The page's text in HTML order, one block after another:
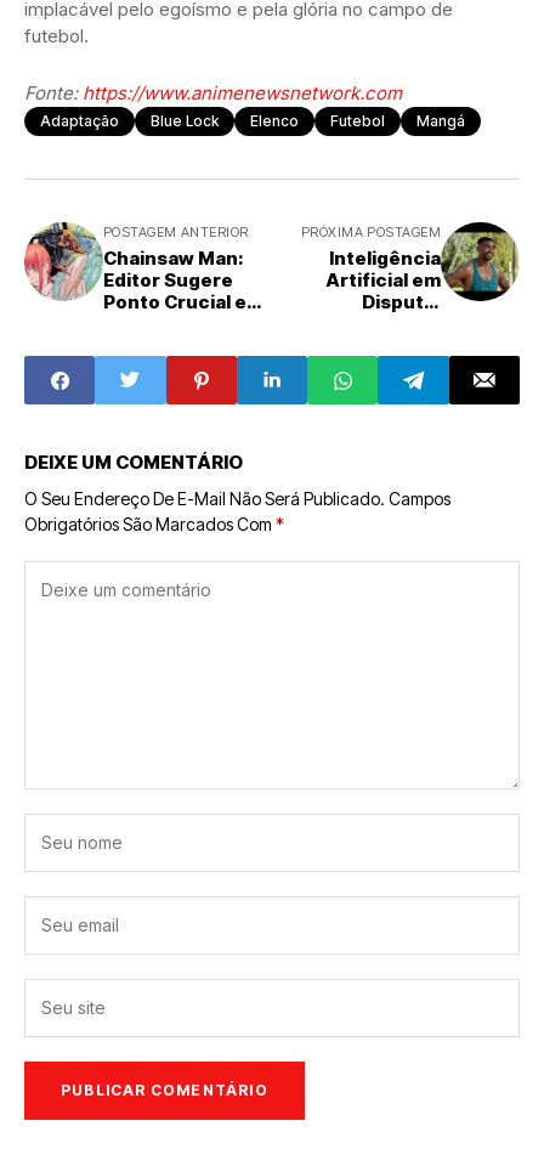
implacável pelo egoísmo e pela glória no campo de
futebol.
Fonte: https://www.animenewsnetwork.com
Adaptação Blue Lock Elenco Futebol Mangá
POSTAGEM ANTERIOR
Chainsaw Man:
Editor Sugere
Ponto Crucial e
Fase
PRÓXIMA POSTAGEM
Inteligência
Artificial em
Disputa:
Publicidade do
ChatGPT com
Campanha Viral
DEIXE UM COMENTÁRIO
O Seu Endereço De E-Mail Não Será Publicado. Campos
Obrigatórios São Marcados Com *